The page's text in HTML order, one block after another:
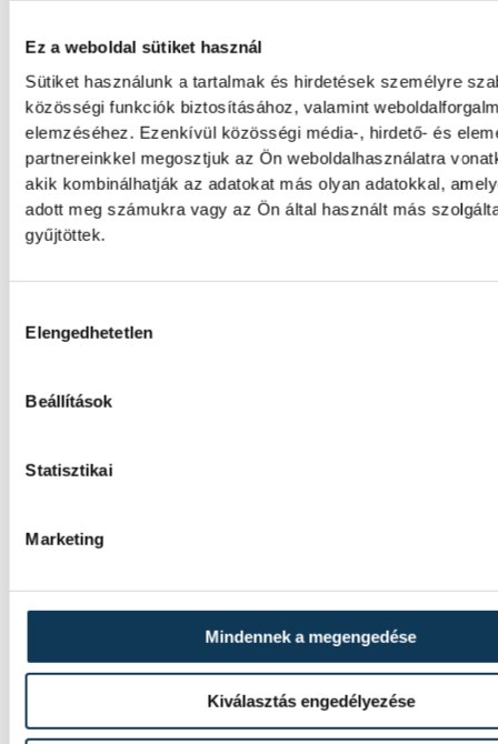
Ez a weboldal sütiket használ
Sütiket használunk a tartalmak és hirdetések személyre
közösségi funkciók biztosításához, valamint
elemzéséhez. Ezenkívül közösségi média-, hirdető- és
partnereinkkel megosztjuk az Ön weboldalhasználatra
akik kombinálhatják az adatokat más olyan adatokkal,
adott meg számukra vagy az Ön által használt más
gyűjtöttek.
Elengedhetetlen
Beállítások
Statisztikai
Marketing
Mindennek a megengedése
Kiválasztás engedélyezése
A Tisza-frakció kezdeményezte, hogy a
jövő kedden válassza meg az új
elnököt.
Valami óriási csapódott a
ma reggel
Magyar idő szerint 8:35 körül a Hold
csapódott a SpaceX egyik Falcon–9
nem lehetett látni, a szakemberek azonban
Magyarország a legforróbb,
Rá sem ismerünk Európára,
rekordokat dönt a hőség. Magyarország a
legforróbb országok közé került,
Egyesült Királyságban olyan száraz júliust
amilyenre 155 éve nem volt példa.